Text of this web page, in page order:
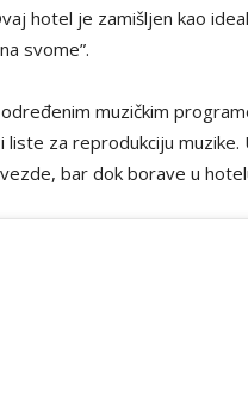
hotel je zamišljen kao
svome”.
muzičkim
liste za reprodukciju
bar dok borave u